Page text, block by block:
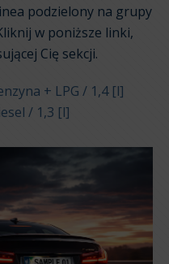
podzielony na grupy
w poniższe linki,
Cię sekcji.
+ LPG / 1,4 [l]
/ 1,3 [l]